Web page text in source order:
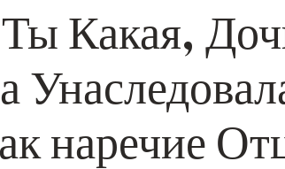
Какая,
наречие